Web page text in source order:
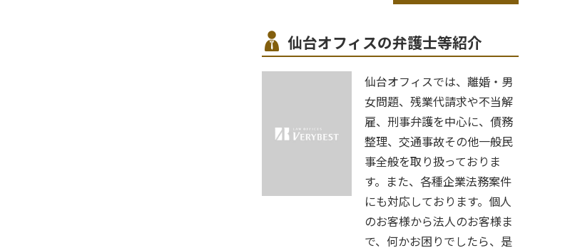
仙台オフィスの弁護士等紹介
仙台オフィスでは、離婚・男
女問題、残業代請求や不当解
雇、刑事弁護を中心に、債務
整理、交通事故その他一般民
事全般を取り扱っておりま
す。また、各種企業法務案件
にも対応しております。個人
のお客様から法人のお客様ま
で、何かお困りでしたら、是